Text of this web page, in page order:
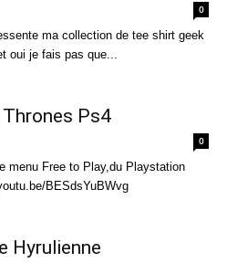
0
ma collection de tee shirt geek
oui je fais pas que...
Thrones Ps4
0
menu Free to Play,du Playstation
BESdsYuBWvg
Hyrulienne